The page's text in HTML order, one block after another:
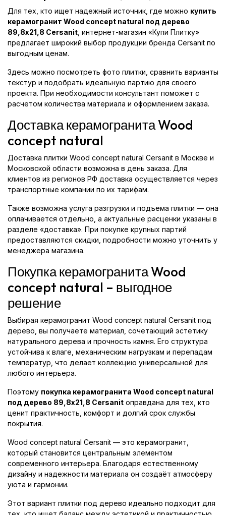
Для тех, кто ищет надежный источник, где можно купить
керамогранит Wood concept natural под дерево
89,8x21,8 Cersanit , интернет-магазин «Купи Плитку»
предлагает широкий выбор продукции бренда Cersanit по
выгодным ценам.
Здесь можно посмотреть фото плитки, сравнить варианты
текстур и подобрать идеальную партию для своего
проекта. При необходимости консультант поможет с
расчетом количества материала и оформлением заказа.
Доставка керамогранита Wood
concept natural
Доставка плитки Wood concept natural Cersanit в Москве и
Московской области возможна в день заказа. Для
клиентов из регионов РФ доставка осуществляется через
транспортные компании по их тарифам.
Также возможна услуга разгрузки и подъема плитки — она
оплачивается отдельно, а актуальные расценки указаны в
разделе «доставка». При покупке крупных партий
предоставляются скидки, подробности можно уточнить у
менеджера магазина.
Покупка керамогранита Wood
concept natural – выгодное
решение
Выбирая керамогранит Wood concept natural Cersanit под
дерево, вы получаете материал, сочетающий эстетику
натурального дерева и прочность камня. Его структура
устойчива к влаге, механическим нагрузкам и перепадам
температур, что делает коллекцию универсальной для
любого интерьера.
Поэтому покупка керамогранита Wood concept natural
под дерево 89,8x21,8 Cersanit оправдана для тех, кто
ценит практичность, комфорт и долгий срок службы
покрытия.
Wood concept natural Cersanit — это керамогранит,
который становится центральным элементом
современного интерьера. Благодаря естественному
дизайну и надежности материала он создаёт атмосферу
уюта и гармонии.
Этот вариант плитки под дерево идеально подходит для